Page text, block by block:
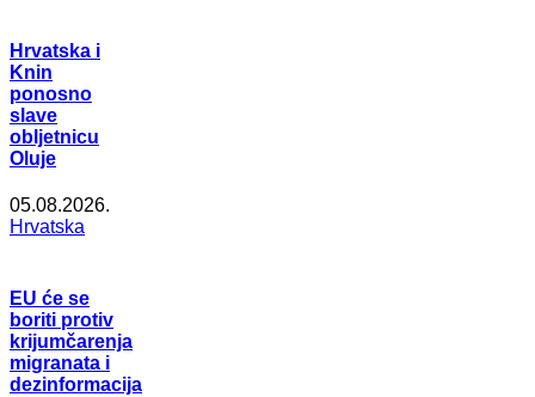
Hrvatska i
Knin
ponosno
slave
obljetnicu
Oluje
05.08.2026.
Hrvatska
EU će se
boriti protiv
krijumčarenja
migranata i
dezinformacija